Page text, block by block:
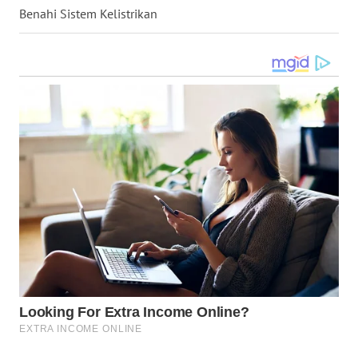
Benahi Sistem Kelistrikan
WN
KALSEL
WN
WN
SULSEL
GORONTALO
WN
SULUT
WN
MALUKU